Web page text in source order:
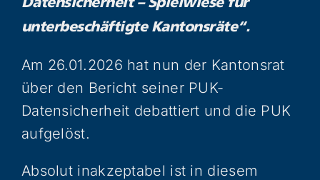
Datensicherheit – Spielwiese für
unterbeschäftigte Kantonsräte“.
Am 26.01.2026 hat nun der Kantonsrat
über den Bericht seiner PUK-
Datensicherheit debattiert und die PUK
aufgelöst.
Absolut inakzeptabel ist in diesem